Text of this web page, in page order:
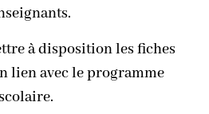
à disposition les fiches
lien avec le programme
scolaire.